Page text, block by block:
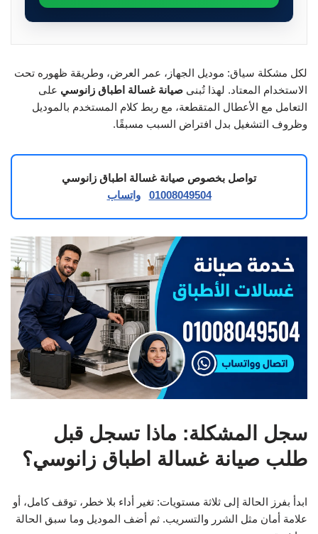
لكل مشكلة سياق: موديل الجهاز، عمر العرض، وطريقة ظهوره تحت
الاستخدام المعتاد. لهذا تُبنى صيانة غسالة اطباق زانوسي على
التعامل مع الأعطال المتقطعة، مع ربط كلام المستخدم بالموديل
وظروف التشغيل بدل افتراض السبب مسبقًا.
تواصل بخصوص صيانة غسالة اطباق زانوسي
01008049504
واتساب
سجل المشكلة: ماذا تسجل قبل
طلب صيانة غسالة اطباق زانوسي؟
ابدأ بفرز الحالة إلى ثلاثة مستويات: تغير أداء بلا خطر، توقف كامل، أو
علامة أمان مثل الشرر والتسريب. ثم أضف الموديل وما سبق الحالة